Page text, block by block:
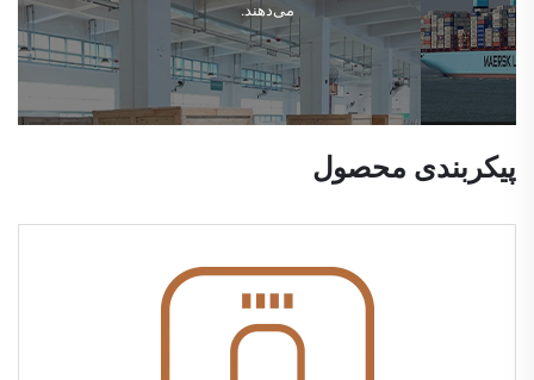
می‌دهند.
پیکربندی محصول